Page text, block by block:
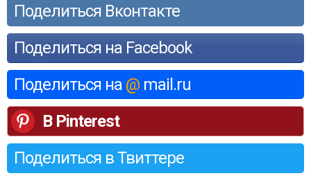
Поделиться Вконтакте
Поделиться на Facebook
Поделиться на @ mail.ru
В Pinterest
Поделиться в Твиттере